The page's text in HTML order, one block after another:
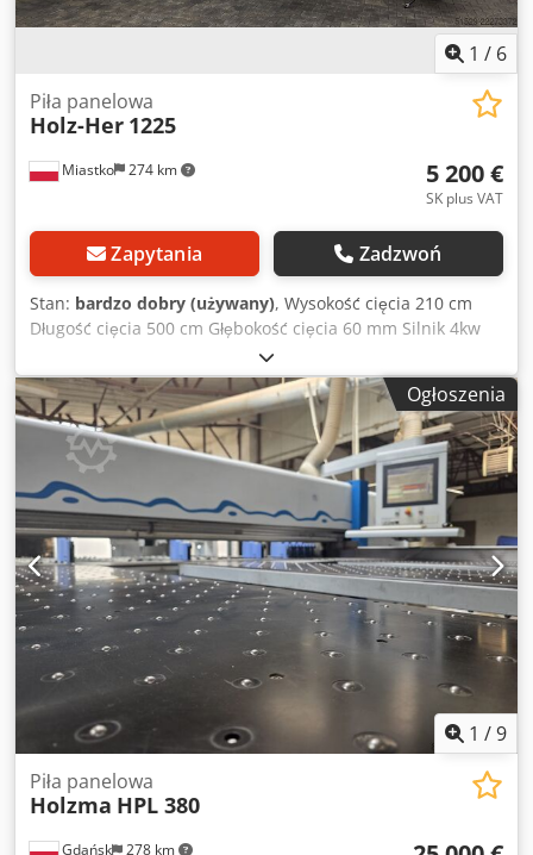
1 / 6
Miastko 274 km
Piła panelowa
Holz-Her 1225
5 200 €
SK plus VAT
Zapytania Zadzwoń
Stan: bardzo dobry (używany), Wysokość cięcia 210 cm
Długość cięcia 500 cm Głębokość cięcia 60 mm Silnik 4kw
Wymiary całkowite: Długość 600 cm Wysokosc 300 cm
Szerokosc 160 cm Chjdezi Dm Repfx Akbea
Ogłoszenia
1 /9
Gdańsk 278 km
Piła panelowa
Holzma HPL 380